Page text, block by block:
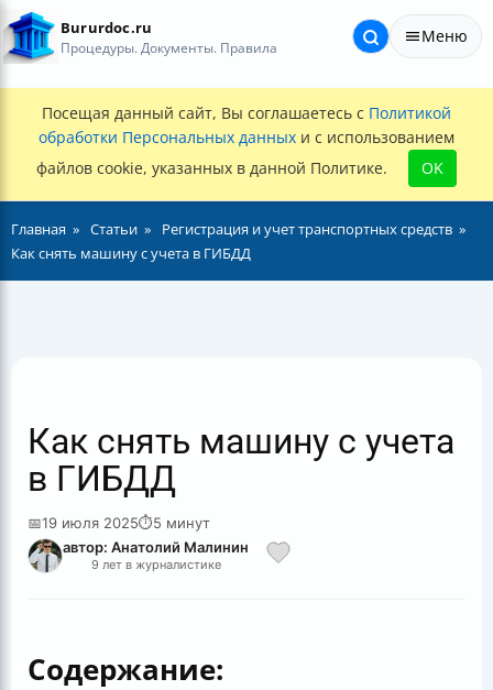
Bururdoc.ru
Процедуры. Документы. Правила
Меню
Посещая данный сайт, Вы соглашаетесь с Политикой
обработки Персональных данных и с использованием
файлов cookie, указанных в данной Политике.
OK
Главная Статьи
Регистрация и учет транспортных средств
Как снять машину с учета в ГИБДД
Как снять машину с учета
в ГИБДД
📅19 июля 2025⏱5 минут
автор: Анатолий Малинин
9 лет в журналистике
Содержание: